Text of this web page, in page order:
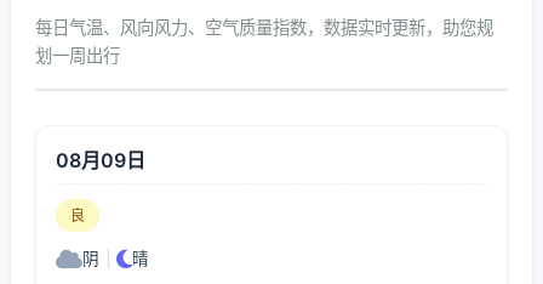
每日气温、风向风力、空气质量指数，数据实时更新，助您规
划一周出行
08月09日
良
阴 晴